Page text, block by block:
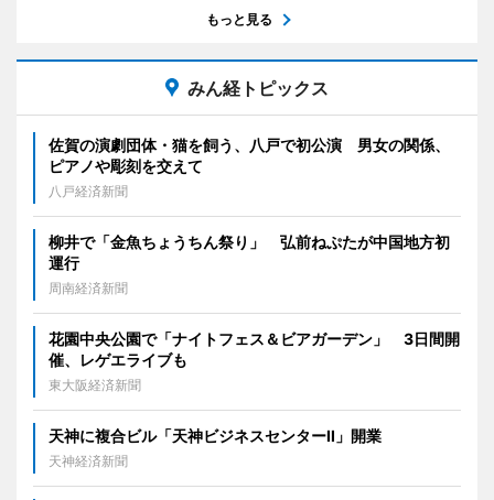
もっと見る
みん経トピックス
佐賀の演劇団体・猫を飼う、八戸で初公演 男女の関係、
ピアノや彫刻を交えて
八戸経済新聞
柳井で「金魚ちょうちん祭り」 弘前ねぷたが中国地方初
運行
周南経済新聞
花園中央公園で「ナイトフェス＆ビアガーデン」 3日間開
催、レゲエライブも
東大阪経済新聞
天神に複合ビル「天神ビジネスセンターII」開業
天神経済新聞